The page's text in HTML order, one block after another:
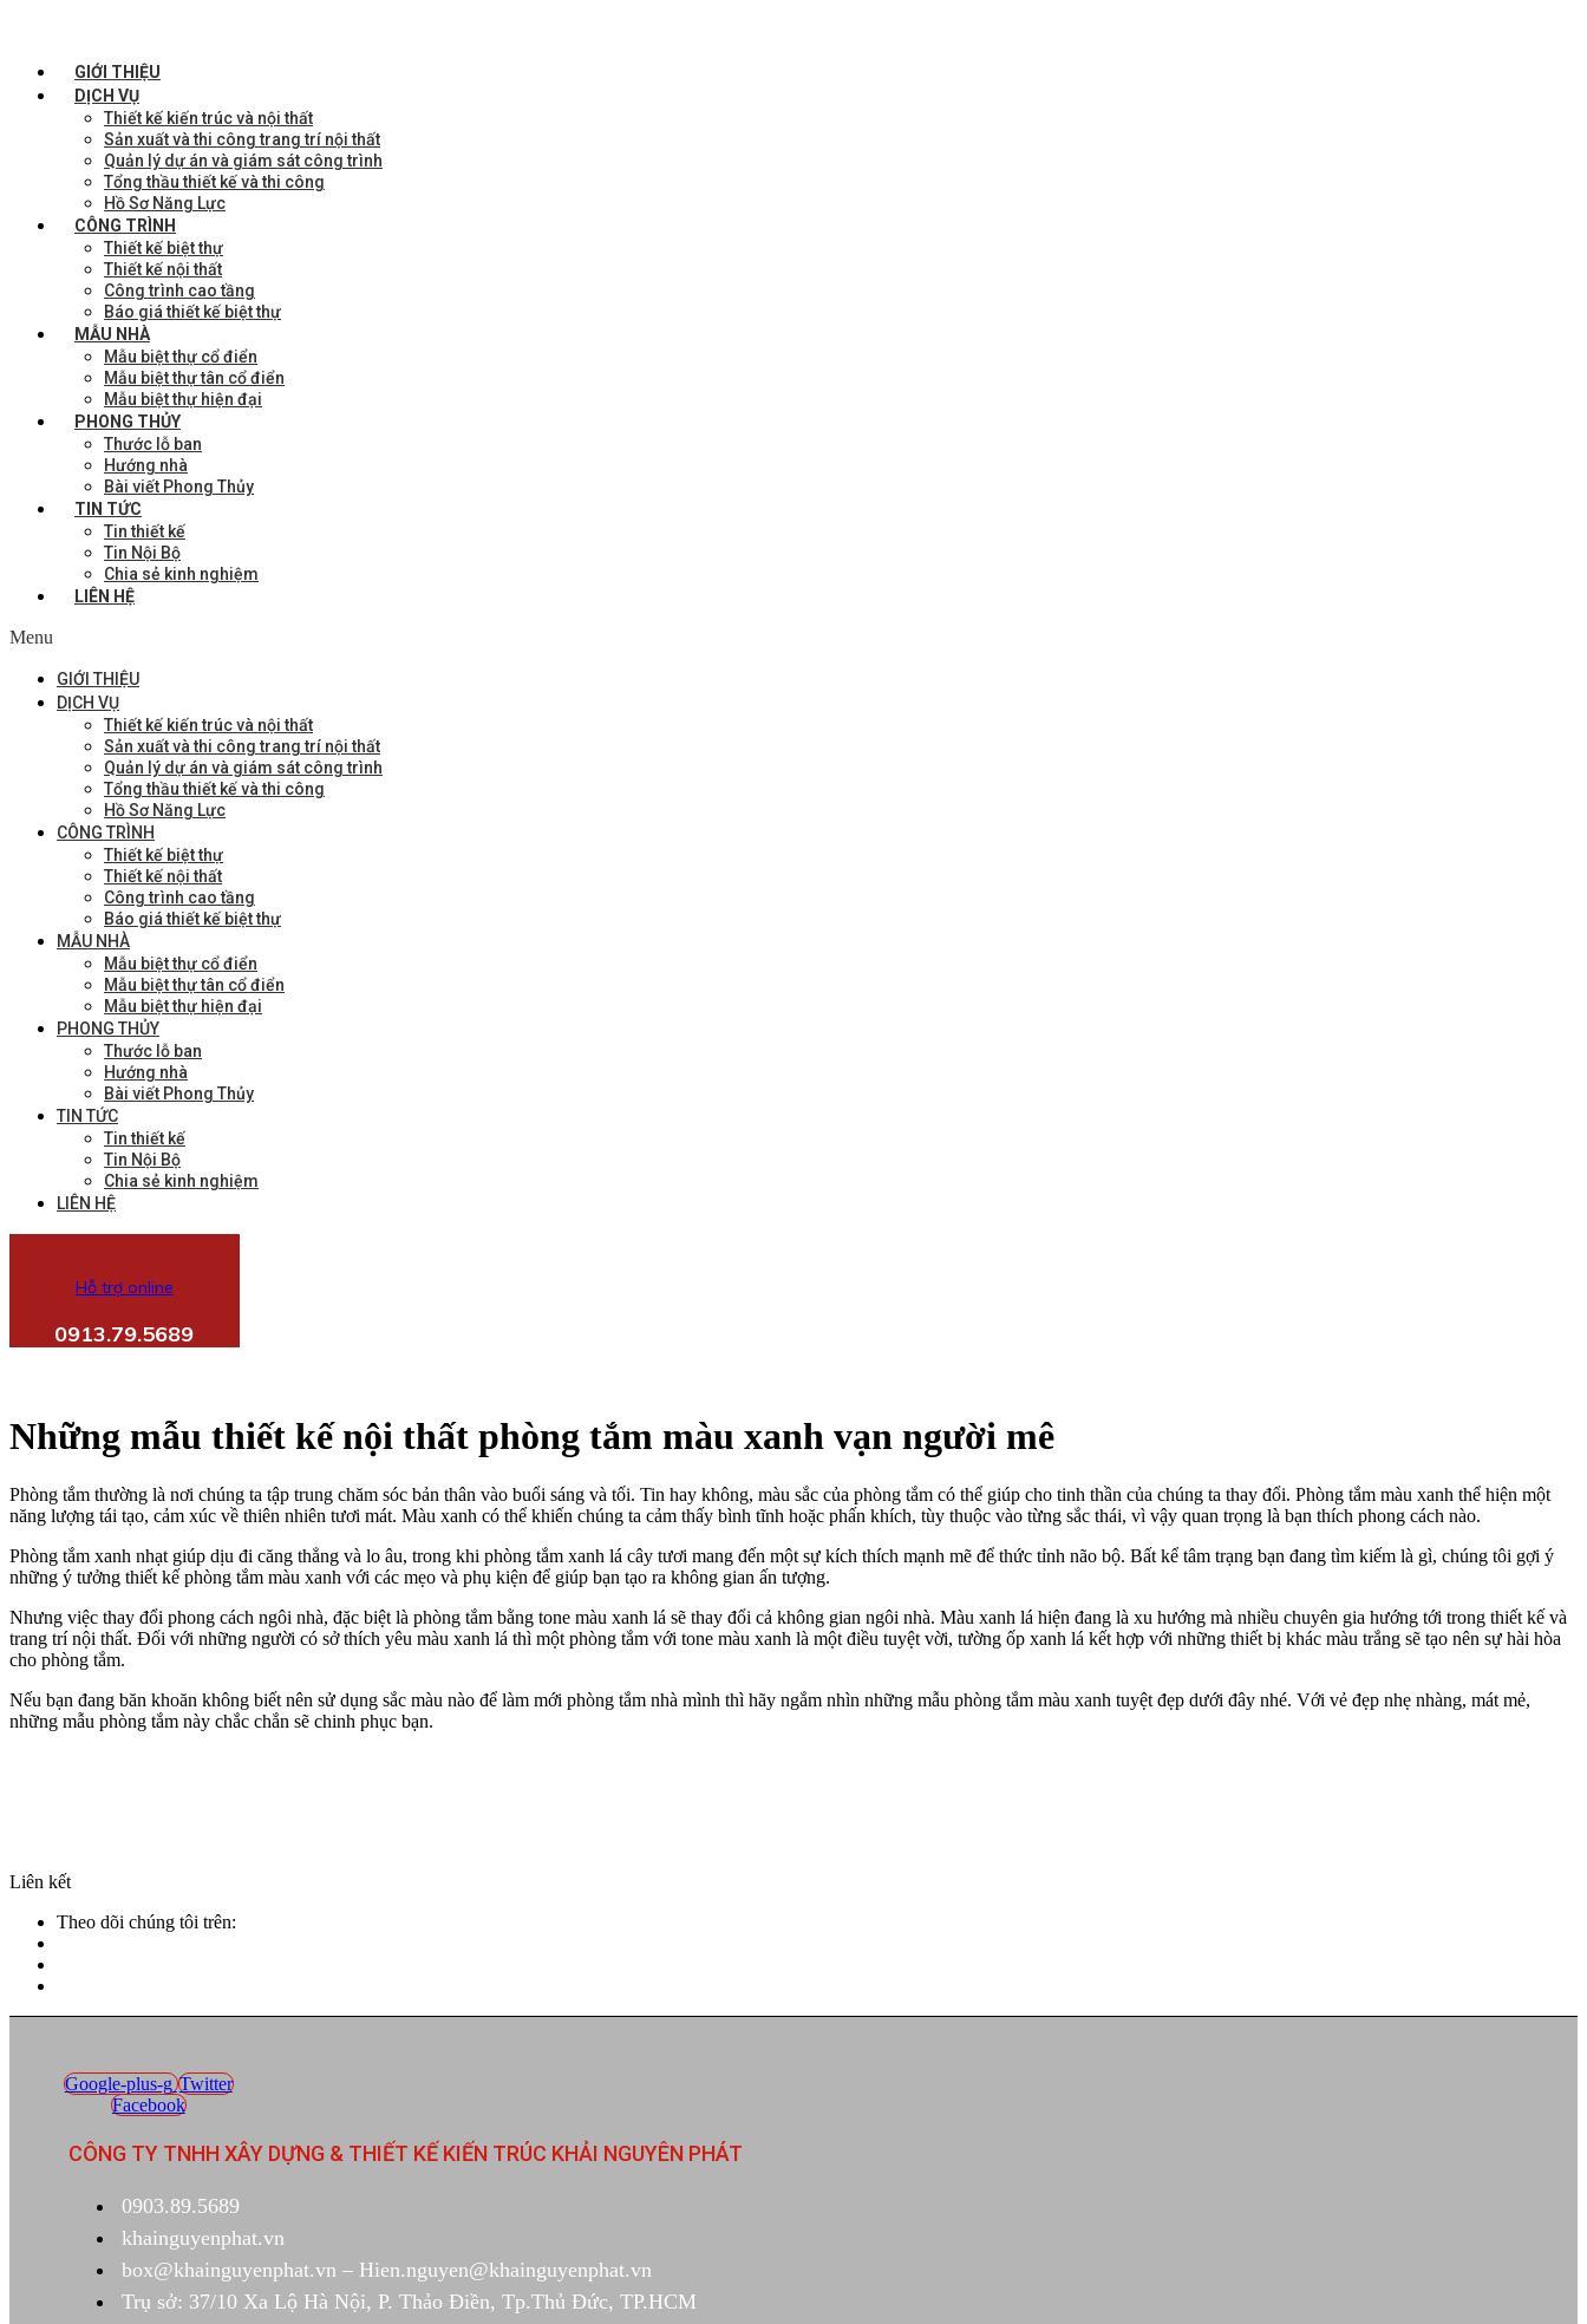
GIỚI THIỆU
DỊCH VỤ
Thiết kế kiến trúc và nội thất
Sản xuất và thi công trang trí nội thất
Quản lý dự án và giám sát công trình
Tổng thầu thiết kế và thi công
Hồ Sơ Năng Lực
CÔNG TRÌNH
Thiết kế biệt thự
Thiết kế nội thất
Công trình cao tầng
Báo giá thiết kế biệt thự
MẪU NHÀ
Mẫu biệt thự cổ điển
Mẫu biệt thự tân cổ điển
Mẫu biệt thự hiện đại
PHONG THỦY
Thước lỗ ban
Hướng nhà
Bài viết Phong Thủy
TIN TỨC
Tin thiết kế
Tin Nội Bộ
Chia sẻ kinh nghiệm
LIÊN HỆ
Menu
GIỚI THIỆU
DỊCH VỤ
Thiết kế kiến trúc và nội thất
Sản xuất và thi công trang trí nội thất
Quản lý dự án và giám sát công trình
Tổng thầu thiết kế và thi công
Hồ Sơ Năng Lực
CÔNG TRÌNH
Thiết kế biệt thự
Thiết kế nội thất
Công trình cao tầng
Báo giá thiết kế biệt thự
MẪU NHÀ
Mẫu biệt thự cổ điển
Mẫu biệt thự tân cổ điển
Mẫu biệt thự hiện đại
PHONG THỦY
Thước lỗ ban
Hướng nhà
Bài viết Phong Thủy
TIN TỨC
Tin thiết kế
Tin Nội Bộ
Chia sẻ kinh nghiệm
LIÊN HỆ
Hỗ trợ online
0913.79.5689
Những mẫu thiết kế nội thất phòng tắm màu xanh vạn người mê
Phòng tắm thường là nơi chúng ta tập trung chăm sóc bản thân vào buổi sáng và tối. Tin hay không, màu sắc của phòng tắm có thể giúp cho tinh thần của chúng ta thay đổi. Phòng tắm màu xanh thể hiện một
năng lượng tái tạo, cảm xúc về thiên nhiên tươi mát. Màu xanh có thể khiến chúng ta cảm thấy bình tĩnh hoặc phấn khích, tùy thuộc vào từng sắc thái, vì vậy quan trọng là bạn thích phong cách nào.
Phòng tắm xanh nhạt giúp dịu đi căng thẳng và lo âu, trong khi phòng tắm xanh lá cây tươi mang đến một sự kích thích mạnh mẽ để thức tỉnh não bộ. Bất kể tâm trạng bạn đang tìm kiếm là gì, chúng tôi gợi ý
những ý tưởng thiết kế phòng tắm màu xanh với các mẹo và phụ kiện để giúp bạn tạo ra không gian ấn tượng.
Nhưng việc thay đổi phong cách ngôi nhà, đặc biệt là phòng tắm bằng tone màu xanh lá sẽ thay đổi cả không gian ngôi nhà. Màu xanh lá hiện đang là xu hướng mà nhiều chuyên gia hướng tới trong thiết kế và
trang trí nội thất. Đối với những người có sở thích yêu màu xanh lá thì một phòng tắm với tone màu xanh là một điều tuyệt vời, tường ốp xanh lá kết hợp với những thiết bị khác màu trắng sẽ tạo nên sự hài hòa
cho phòng tắm.
Nếu bạn đang băn khoăn không biết nên sử dụng sắc màu nào để làm mới phòng tắm nhà mình thì hãy ngắm nhìn những mẫu phòng tắm màu xanh tuyệt đẹp dưới đây nhé. Với vẻ đẹp nhẹ nhàng, mát mẻ,
những mẫu phòng tắm này chắc chắn sẽ chinh phục bạn.
Liên kết
Theo dõi chúng tôi trên:
Google-plus-g Twitter
Facebook
CÔNG TY TNHH XÂY DỰNG & THIẾT KẾ KIẾN TRÚC KHẢI NGUYÊN PHÁT
0903.89.5689
khainguyenphat.vn
box@khainguyenphat.vn – Hien.nguyen@khainguyenphat.vn
Trụ sở: 37/10 Xa Lộ Hà Nội, P. Thảo Điền, Tp.Thủ Đức, TP.HCM